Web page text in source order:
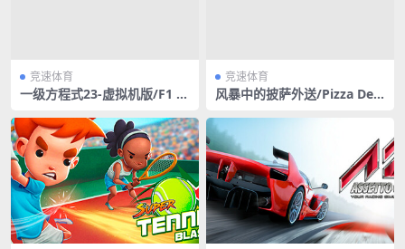
竞速体育
一级方程式23-虚拟机版/F1 2
竞速体育
风暴中的披萨外送/Pizza Deli